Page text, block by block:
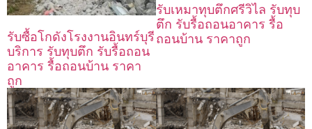
รับซื้อโกดังโรงงานอินทร์บุรี
บริการ รับทุบตึก รับรื้อถอน
อาคาร รื้อถอนบ้าน ราคา
ถูก
รับเหมาทุบตึกศรีวิไล รับทุบ
ตึก รับรื้อถอนอาคาร รื้อ
ถอนบ้าน ราคาถูก